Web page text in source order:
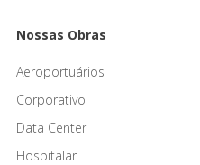
Nossas Obras
Aeroportuários
Corporativo
Data Center
Hospitalar